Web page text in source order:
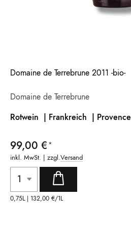
Domaine de Terrebrune 2011 -bio-
Domaine de Terrebrune
Rotwein | Frankreich | Provence
99,00 €
inkl. MwSt. | zzgl.Versand
0,75L | 132,00 €/1L